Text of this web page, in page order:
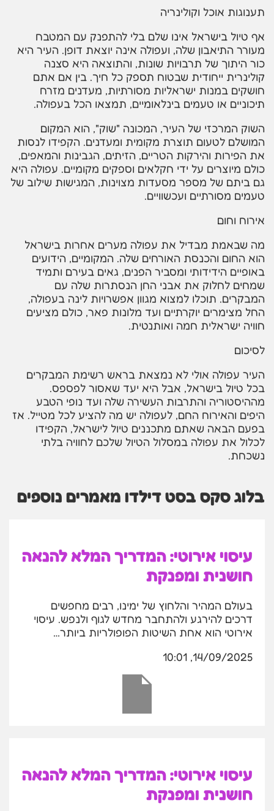
תענוגות אוכל וקולינריה
אף טיול בישראל אינו שלם בלי להתפנק עם המטבח
מעורר התיאבון שלה, ועפולה אינה יוצאת דופן. העיר היא
כור היתוך של תרבויות שונות, והתוצאה היא סצנה
קולינרית ייחודית שבטוח תספק כל חיך. בין אם אתם
חושקים במנות ישראליות מסורתיות, מעדנים מזרח
תיכוניים או טעמים בינלאומיים, תמצאו הכל בעפולה.
השוק המרכזי של העיר, המכונה "שוק", הוא המקום
המושלם לטעום תוצרת מקומית ומעדנים. הקפידו לנסות
את הפירות והירקות הטריים, הזיתים, הגבינות והמאפים,
כולם מיוצרים על ידי חקלאים וספקים מקומיים. עפולה היא
גם ביתם של מספר מסעדות מצוינות, המגישות שילוב של
טעמים מסורתיים ועכשוויים.
אירוח וחום
מה שבאמת מבדיל את עפולה מערים אחרות בישראל
הוא החום והכנסת האורחים שלה. המקומיים, הידועים
באופיים הידידותי ומסביר הפנים, גאים בעירם ותמיד
שמחים לחלוק את אבני החן הנסתרות שלה עם
המבקרים. תוכלו למצוא מגוון אפשרויות לינה בעפולה,
החל מצימרים יוקרתיים ועד מלונות פאר, כולם מציעים
חוויה ישראלית חמה ואותנטית.
לסיכום
העיר עפולה אולי לא נמצאת בראש רשימת המבקרים
בכל טיול בישראל, אבל היא יעד שאסור לפספס.
מההיסטוריה והתרבות העשירה שלה ועד נופי הטבע
היפים והאירוח החם, לעפולה יש מה להציע לכל מטייל. אז
בפעם הבאה שאתם מתכננים טיול לישראל, הקפידו
לכלול את עפולה במסלול הטיול שלכם לחוויה בלתי
נשכחת.
בלוג סקס בסט דילדו מאמרים נוספים
עיסוי אירוטי: המדריך המלא להנאה
חושנית ומפנקת
בעולם המהיר והלחוץ של ימינו, רבים מחפשים
דרכים להירגע ולהתחבר מחדש לגוף ולנפש. עיסוי
אירוטי הוא אחת השיטות הפופולריות ביותר…
14/09/2025, 10:01
עיסוי אירוטי: המדריך המלא להנאה
חושנית ומפנקת